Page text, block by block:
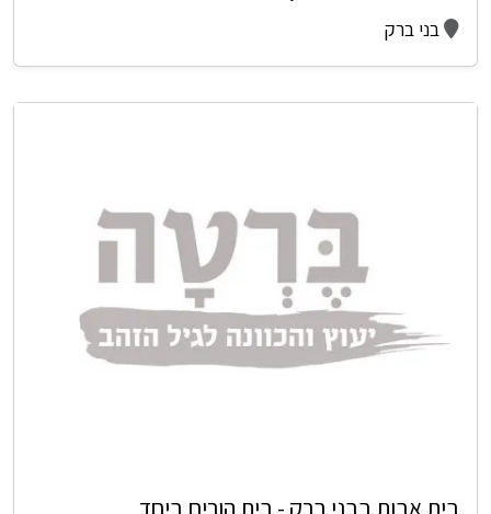
בני ברק
בית אבות בבני ברק - בית הורים ביחד